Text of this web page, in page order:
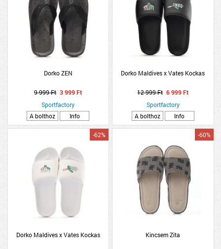
Dorko ZEN
9 999 Ft 3 999 Ft
Sportfactory
A bolthoz
Info
Dorko Maldives x Vates Kockas
12 999 Ft 6 999 Ft
Sportfactory
A bolthoz
Info
Dorko Maldives x Vates Kockas
-62%
Kincsem Zita
-60%